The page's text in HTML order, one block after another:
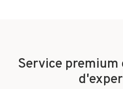
Service premium